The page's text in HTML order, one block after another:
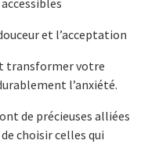
et l’acceptation
transformer votre
l’anxiété.
de précieuses alliées
choisir celles qui